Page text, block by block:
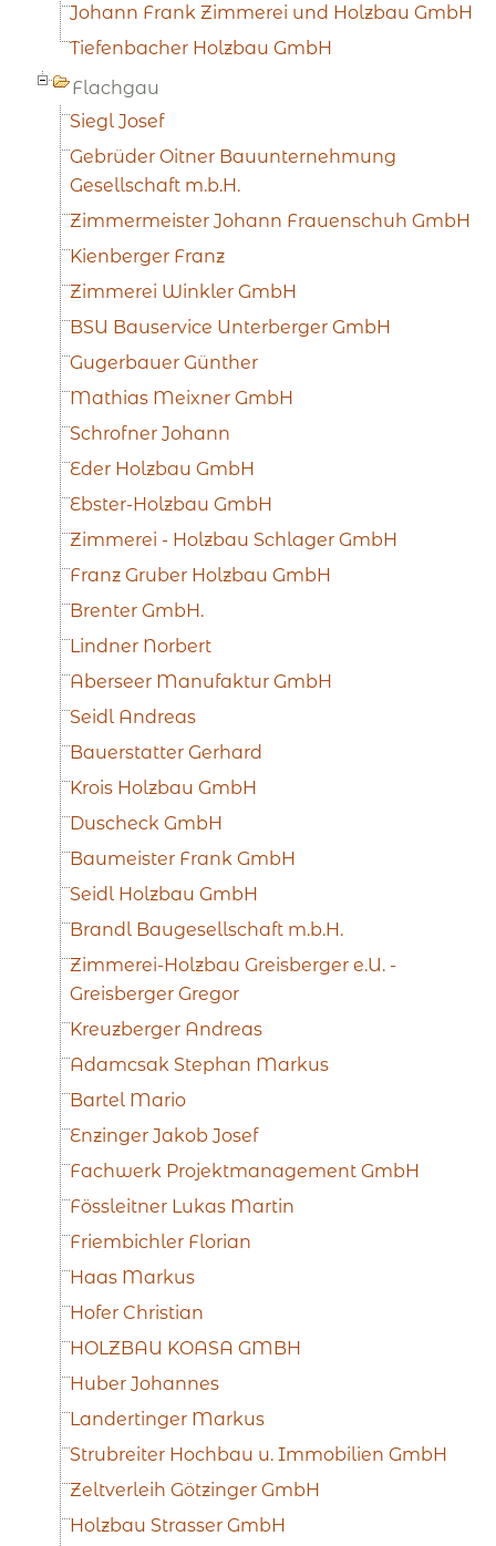
Johann Frank Zimmerei und Holzbau GmbH
Tiefenbacher Holzbau GmbH
Flachgau
Siegl Josef
Gebrüder Oitner Bauunternehmung
Gesellschaft m.b.H.
Zimmermeister Johann Frauenschuh GmbH
Kienberger Franz
Zimmerei Winkler GmbH
BSU Bauservice Unterberger GmbH
Gugerbauer Günther
Mathias Meixner GmbH
Schrofner Johann
Eder Holzbau GmbH
Ebster-Holzbau GmbH
Zimmerei - Holzbau Schlager GmbH
Franz Gruber Holzbau GmbH
Brenter GmbH.
Lindner Norbert
Aberseer Manufaktur GmbH
Seidl Andreas
Bauerstatter Gerhard
Krois Holzbau GmbH
Duscheck GmbH
Baumeister Frank GmbH
Seidl Holzbau GmbH
Brandl Baugesellschaft m.b.H.
Zimmerei-Holzbau Greisberger e.U. -
Greisberger Gregor
Kreuzberger Andreas
Adamcsak Stephan Markus
Bartel Mario
Enzinger Jakob Josef
Fachwerk Projektmanagement GmbH
Fössleitner Lukas Martin
Friembichler Florian
Haas Markus
Hofer Christian
HOLZBAU KOASA GMBH
Huber Johannes
Landertinger Markus
Strubreiter Hochbau u. Immobilien GmbH
Zeltverleih Götzinger GmbH
Holzbau Strasser GmbH